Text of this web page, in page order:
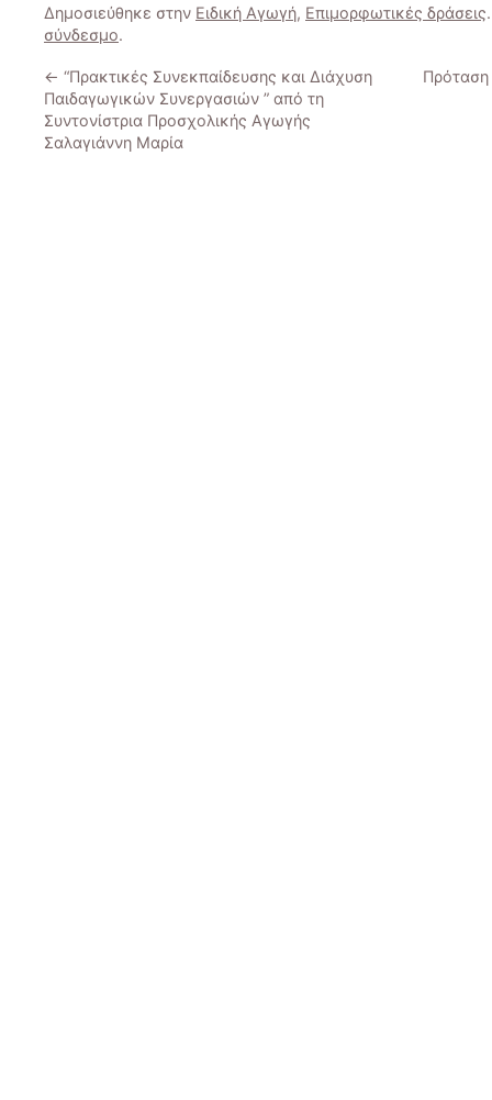
Δημοσιεύθηκε στην Ειδική Αγωγή, Επιμορφωτικές δράσεις
σύνδεσμο.
← “Πρακτικές Συνεκπαίδευσης και Διάχυση
Παιδαγωγικών Συνεργασιών ” από τη
Συντονίστρια Προσχολικής Αγωγής
Σαλαγιάννη Μαρία